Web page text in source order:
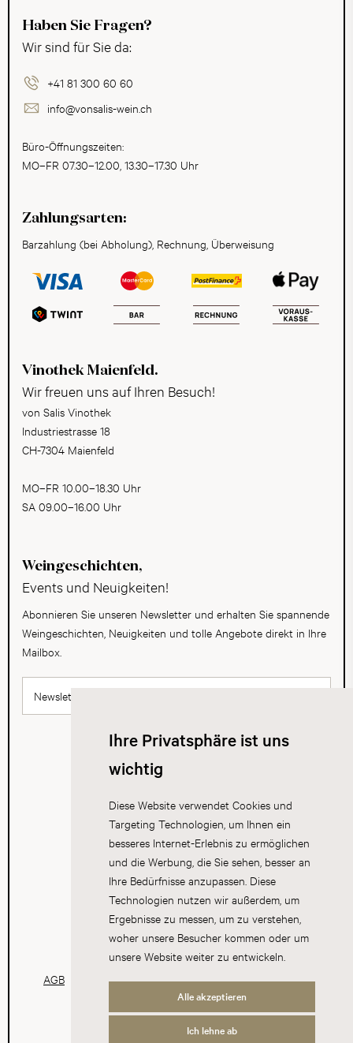
Ihre Privatsphäre ist uns
wichtig
Diese Website verwendet Cookies und
Targeting Technologien, um Ihnen ein
besseres Internet-Erlebnis zu ermöglichen
und die Werbung, die Sie sehen, besser an
Ihre Bedürfnisse anzupassen. Diese
Technologien nutzen wir außerdem, um
Ergebnisse zu messen, um zu verstehen,
woher unsere Besucher kommen oder um
unsere Website weiter zu entwickeln.
Alle akzeptieren
Ich lehne ab
Haben Sie Fragen?
Wir sind für Sie da:
+41 81 300 60 60
info@vonsalis-wein.ch
Büro-Öffnungszeiten:
MO–FR 07.30–12.00, 13.30–17.30 Uhr
Zahlungsarten:
Barzahlung (bei Abholung), Rechnung, Überweisung
Vinothek Maienfeld.
Wir freuen uns auf Ihren Besuch!
von Salis Vinothek
Industriestrasse 18
CH-7304 Maienfeld
MO–FR 10.00–18.30 Uhr
SA 09.00–16.00 Uhr
Weingeschichten,
Events und Neuigkeiten!
Abonnieren Sie unseren Newsletter und erhalten Sie spannende
Weingeschichten, Neuigkeiten und tolle Angebote direkt in Ihre
Mailbox.
Newsletter abonnieren
AGB Datenschutz Impressum Cookies